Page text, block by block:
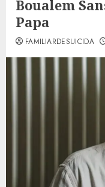
Boualem
Papa
FAMILIARDESUICIDA